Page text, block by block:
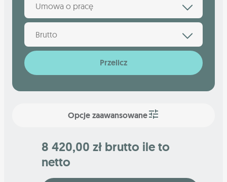
Umowa o pracę
Brutto
Przelicz
Opcje zaawansowane
8 420,00 zł brutto ile to
netto